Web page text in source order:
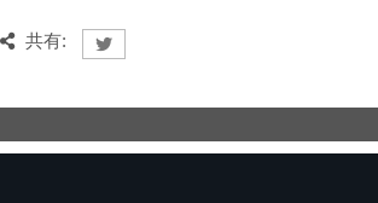
共有: